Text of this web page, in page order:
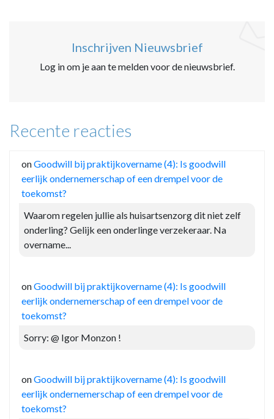
Inschrijven Nieuwsbrief
Log in om je aan te melden voor de nieuwsbrief.
Recente reacties
onGoodwill bij praktijkovername (4): Is goodwill
eerlijk ondernemerschap of een drempel voor de
toekomst?
Waarom regelen jullie als huisartsenzorg dit niet zelf
onderling? Gelijk een onderlinge verzekeraar. Na
overname...
onGoodwill bij praktijkovername (4): Is goodwill
eerlijk ondernemerschap of een drempel voor de
toekomst?
Sorry: @ Igor Monzon !
onGoodwill bij praktijkovername (4): Is goodwill
eerlijk ondernemerschap of een drempel voor de
toekomst?